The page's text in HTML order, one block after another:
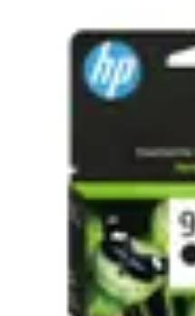
Évaluation d'experts
Informatiques
Évaluation des
Informatique Expert